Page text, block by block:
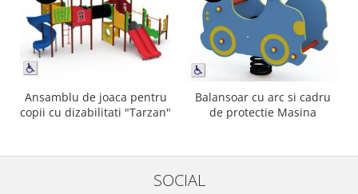
Ansamblu de joaca pentru
copii cu dizabilitati "Tarzan"
Balansoar cu arc si cadru
de protectie Masina
SOCIAL